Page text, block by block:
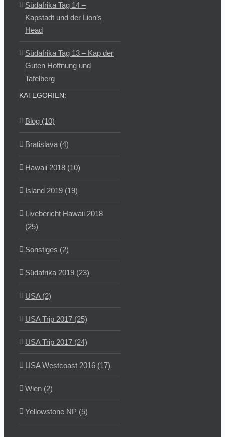
Südafrika Tag 14 –
Kapstadt und der Lion’s
Head
Südafrika Tag 13 – Kap der
Guten Hoffnung und
Tafelberg
KATEGORIEN:
Blog (10)
Bratislava (4)
Hawaii 2018 (10)
Island 2019 (19)
Livebericht Hawaii 2018
(25)
Sonstiges (2)
Südafrika 2019 (23)
USA (2)
USA Trip 2017 (25)
USA Trip 2017 (24)
USA Westcoast 2016 (17)
Wien (2)
Yellowstone NP (5)